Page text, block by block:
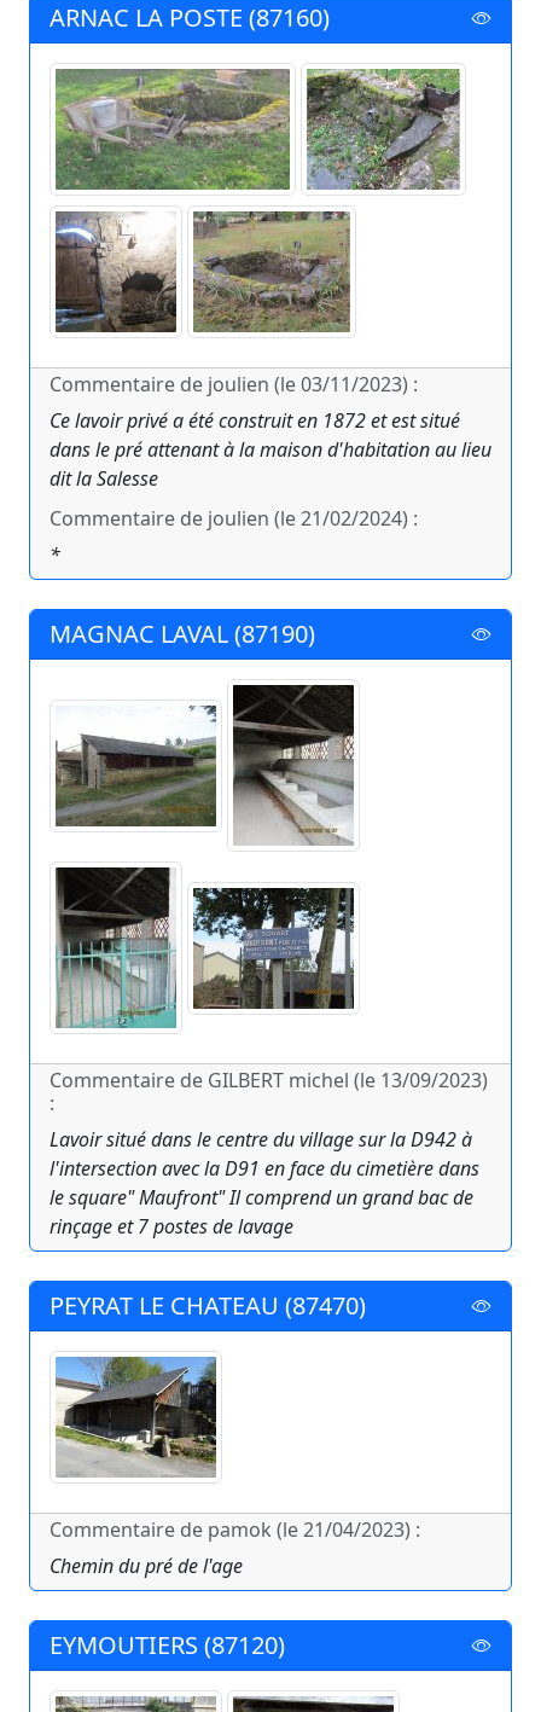
ARNAC LA POSTE (87160)
Commentaire de joulien (le 03/11/2023) :
Ce lavoir privé a été construit en 1872 et est situé
dans le pré attenant à la maison d'habitation au lieu
dit la Salesse
Commentaire de joulien (le 21/02/2024) :
*
MAGNAC LAVAL (87190)
Commentaire de GILBERT michel (le 13/09/2023)
:
Lavoir situé dans le centre du village sur la D942 à
l'intersection avec la D91 en face du cimetière dans
le square" Maufront" Il comprend un grand bac de
rinçage et 7 postes de lavage
PEYRAT LE CHATEAU (87470)
Commentaire de pamok (le 21/04/2023) :
Chemin du pré de l'age
EYMOUTIERS (87120)